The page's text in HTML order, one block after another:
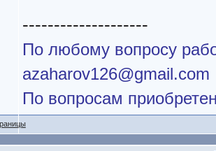
--------------------
По любому вопросу
azaharov126@gmail.com
По вопросам